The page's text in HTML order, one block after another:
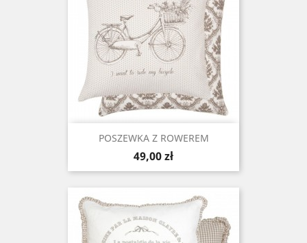
POSZEWKA Z ROWEREM
Cena
49,00 zł